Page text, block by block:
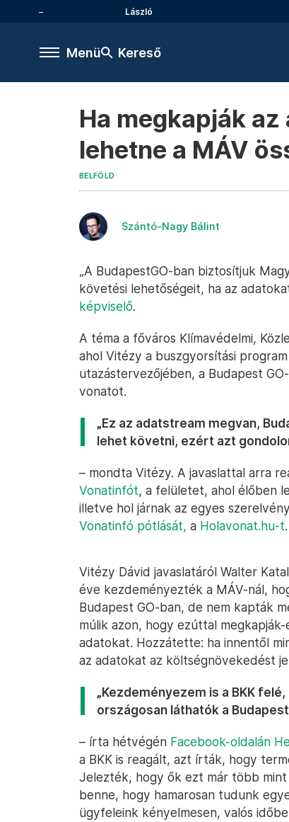
László
Menü Kereső
Ha megkapják
lehetne a MÁV
BELFÖLD
Szántó-Nagy Bálint
„A BudapestGO-ban biztosítjuk
követési lehetőségeit, ha az
képviselő.
A téma a főváros Klímavédelmi,
ahol Vitézy a buszgyorsítási
utazástervezőjében, a Budapest
vonatot.
„Ez az adatstream megvan,
lehet követni, ezért azt
– mondta Vitézy. A javaslattal arra
Vonatinfót, a felületet, ahol élőben
illetve hol járnak az egyes
Vonatinfó pótlását, a Holavonat.hu-t.
Vitézy Dávid javaslatáról Walter
éve kezdeményezték a MÁV-nál,
Budapest GO-ban, de nem kapták
múlik azon, hogy ezúttal
adatokat. Hozzátette: ha innentől
az adatokat az költségnövekedést
„Kezdeményezem is a BKK
országosan láthatók a Budapest
– írta hétvégén Facebook-oldalán
a BKK is reagált, azt írták, hogy
Jelezték, hogy ők ezt már több
benne, hogy hamarosan tudunk
ügyfeleink kényelmesen, valós